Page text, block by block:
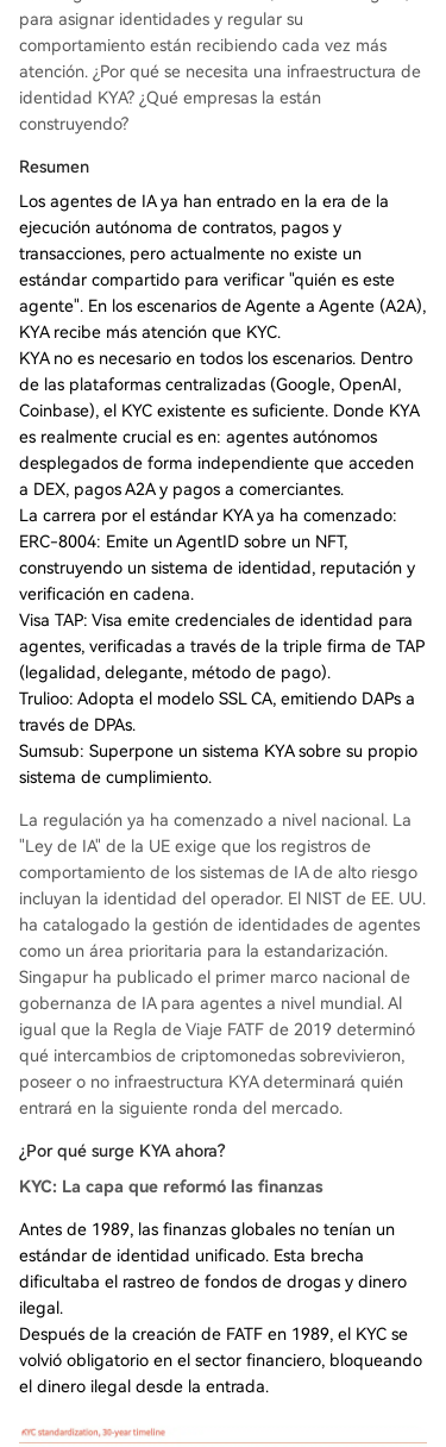
l método de pago) para su validación. * **Trulio
o:** Extiende su infraestructura de verificación K
YC/KYB al ámbito KYA, emitiendo un "pasaporte
digital" para agentes (DAP) que se revalida en c
ada transacción. * **Sumsub:** Se centra en la v
erificación en tiempo real y la detección de com
portamientos anómalos de los agentes después
de que se les ha
para asignar identidades y regular su
comportamiento están recibiendo cada vez más
atención. ¿Por qué se necesita una infraestructura de
identidad KYA? ¿Qué empresas la están
construyendo?
Resumen
Los agentes de IA ya han entrado en la era de la
ejecución autónoma de contratos, pagos y
transacciones, pero actualmente no existe un
estándar compartido para verificar "quién es este
agente". En los escenarios de Agente a Agente (A2A),
KYA recibe más atención que KYC.
KYA no es necesario en todos los escenarios. Dentro
de las plataformas centralizadas (Google, OpenAI,
Coinbase), el KYC existente es suficiente. Donde KYA
es realmente crucial es en: agentes autónomos
desplegados de forma independiente que acceden
a DEX, pagos A2A y pagos a comerciantes.
La carrera por el estándar KYA ya ha comenzado:
ERC-8004: Emite un AgentID sobre un NFT,
construyendo un sistema de identidad, reputación y
verificación en cadena.
Visa TAP: Visa emite credenciales de identidad para
agentes, verificadas a través de la triple firma de TAP
(legalidad, delegante, método de pago).
Trulioo: Adopta el modelo SSL CA, emitiendo DAPs a
través de DPAs.
Sumsub: Superpone un sistema KYA sobre su propio
sistema de cumplimiento.
La regulación ya ha comenzado a nivel nacional. La
"Ley de IA" de la UE exige que los registros de
comportamiento de los sistemas de IA de alto riesgo
incluyan la identidad del operador. El NIST de EE. UU.
ha catalogado la gestión de identidades de agentes
como un área prioritaria para la estandarización.
Singapur ha publicado el primer marco nacional de
gobernanza de IA para agentes a nivel mundial. Al
igual que la Regla de Viaje FATF de 2019 determinó
qué intercambios de criptomonedas sobrevivieron,
poseer o no infraestructura KYA determinará quién
entrará en la siguiente ronda del mercado.
¿Por qué surge KYA ahora?
KYC: La capa que reformó las finanzas
Antes de 1989, las finanzas globales no tenían un
estándar de identidad unificado. Esta brecha
dificultaba el rastreo de fondos de drogas y dinero
ilegal.
Después de la creación de FATF en 1989, el KYC se
volvió obligatorio en el sector financiero, bloqueando
el dinero ilegal desde la entrada.